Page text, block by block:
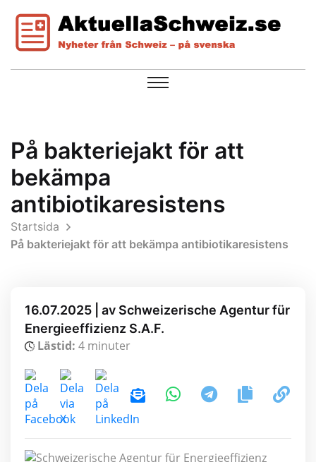
På bakteriejakt för att
bekämpa
antibiotikaresistens
Startsida
På bakteriejakt för att bekämpa antibiotikaresistens
16.07.2025 | av Schweizerische Agentur für
Energieeffizienz S.A.F.
Lästid: 4 minuter